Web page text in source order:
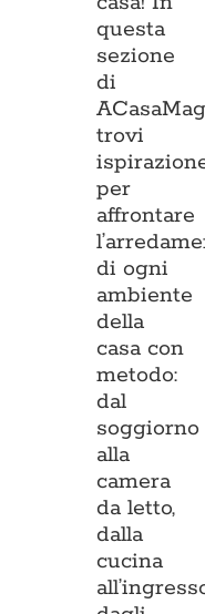
questa
sezione
di
trovi
per
affrontare
di ogni
ambiente
della
casa con
metodo:
dal
soggiorno
alla
camera
da letto,
dalla
cucina